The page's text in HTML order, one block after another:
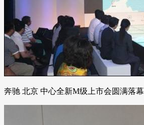
奔驰 北京 中心全新M级上市会圆满落幕